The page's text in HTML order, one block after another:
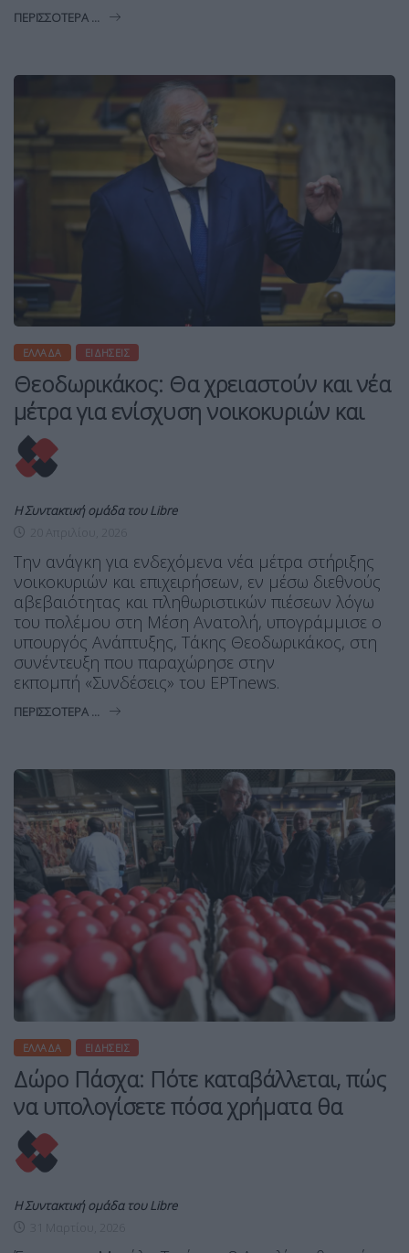
ΠΕΡΙΣΣΌΤΕΡΑ ...
ΕΛΛΆΔΑ ΕΙΔΉΣΕΙΣ
Θεοδωρικάκος: Θα χρειαστούν και νέα
μέτρα για ενίσχυση νοικοκυριών και
Η Συντακτική ομάδα του Libre
Την ανάγκη για ενδεχόμενα νέα μέτρα στήριξης
νοικοκυριών και επιχειρήσεων, εν μέσω διεθνούς
αβεβαιότητας και πληθωριστικών πιέσεων λόγω
του πολέμου στη Μέση Ανατολή, υπογράμμισε ο
υπουργός Ανάπτυξης, Τάκης Θεοδωρικάκος, στη
συνέντευξη που παραχώρησε στην
εκπομπή «Συνδέσεις» του ΕΡΤnews.
ΠΕΡΙΣΣΌΤΕΡΑ ...
ΕΛΛΆΔΑ ΕΙΔΉΣΕΙΣ
Δώρο Πάσχα: Πότε καταβάλλεται, πώς
να υπολογίσετε πόσα χρήματα θα
Η Συντακτική ομάδα του Libre